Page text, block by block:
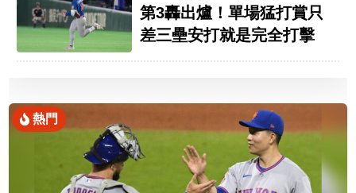
第3轟出爐！單場猛打賞只
差三壘安打就是完全打擊
熱門